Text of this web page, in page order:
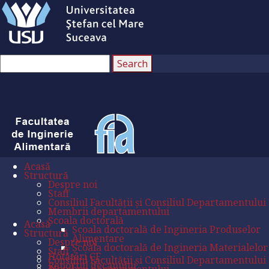
Acasă
Structură
Despre noi
Staff
Consiliul Facultății și Consiliul Departamentului
Membrii departamentului
Școala doctorală
Școala doctorală de Ingineria Produselor
Alimentare
Școala doctorală de Ingineria Materialelor
Hotătâri CF
Raportul decanului
Acasă
Structură
Despre noi
Staff
Consiliul Facultății și Consiliul Departamentului